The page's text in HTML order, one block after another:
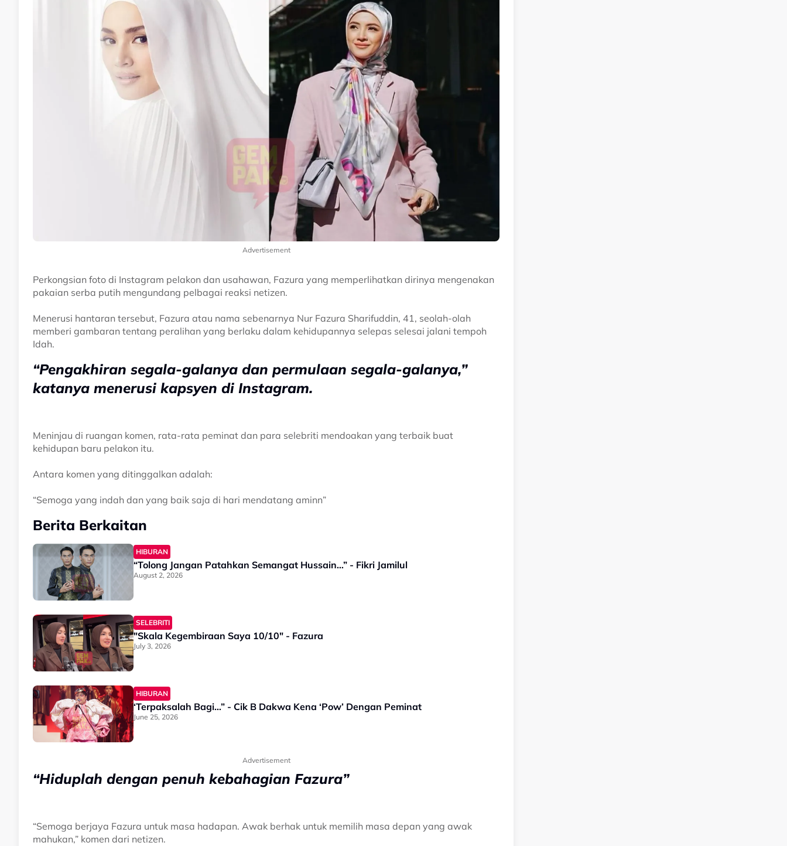
Advertisement
Perkongsian foto di Instagram pelakon dan usahawan, Fazura yang memperlihatkan dirinya mengenakan
pakaian serba putih mengundang pelbagai reaksi netizen.
Menerusi hantaran tersebut, Fazura atau nama sebenarnya Nur Fazura Sharifuddin, 41, seolah-olah
memberi gambaran tentang peralihan yang berlaku dalam kehidupannya selepas selesai jalani tempoh
Idah.
“Pengakhiran segala-galanya dan permulaan segala-galanya,”
katanya menerusi kapsyen di Instagram.
Meninjau di ruangan komen, rata-rata peminat dan para selebriti mendoakan yang terbaik buat
kehidupan baru pelakon itu.
Antara komen yang ditinggalkan adalah:
“Semoga yang indah dan yang baik saja di hari mendatang aminn”
Berita Berkaitan
HIBURAN
“Tolong Jangan Patahkan Semangat Hussain…” - Fikri Jamilul
August 2, 2026
SELEBRITI
"Skala Kegembiraan Saya 10/10" - Fazura
July 3, 2026
HIBURAN
‘Terpaksalah Bagi…” - Cik B Dakwa Kena ‘Pow’ Dengan Peminat
June 25, 2026
Advertisement
“Hiduplah dengan penuh kebahagian Fazura”
“Semoga berjaya Fazura untuk masa hadapan. Awak berhak untuk memilih masa depan yang awak
mahukan,” komen dari netizen.